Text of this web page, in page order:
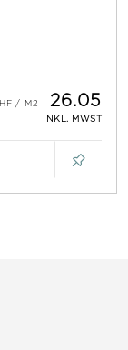
26.05
INKL. MWST